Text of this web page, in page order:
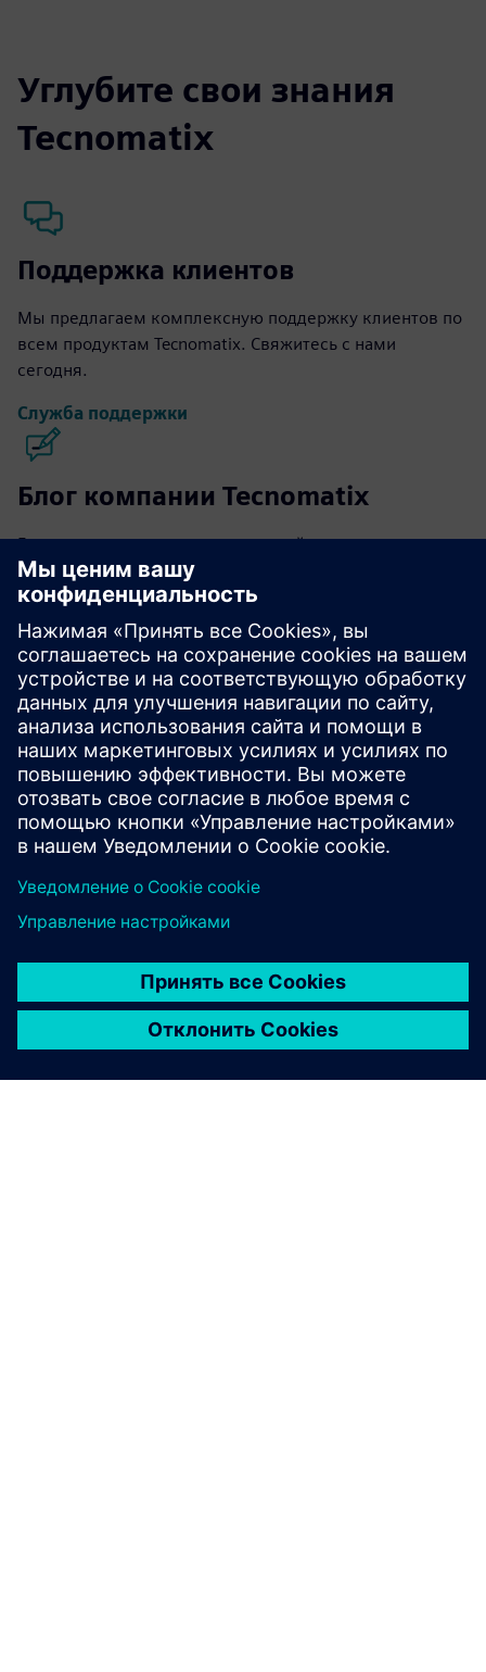
Углубите свои знания
Tecnomatix
Поддержка клиентов
Мы предлагаем комплексную поддержку клиентов по
всем продуктам Tecnomatix. Свяжитесь с нами
сегодня.
Служба поддержки
Блог компании Tecnomatix
Будьте в курсе последних новостей и основных
моментов программного обеспечения Tecnomatix.
Посетите блог
Сообщество Tecnomatix
Присоединяйтесь к обсуждению и получите ответы на
все вопросы по программному обеспечению
Tecnomatix.
Посетите сообщество